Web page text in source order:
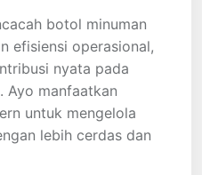
botol minuman
efisiensi operasional,
nyata pada
Ayo manfaatkan
untuk mengelola
lebih cerdas dan